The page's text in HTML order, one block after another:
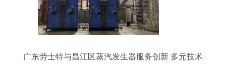
广东劳士特与昌江区蒸汽发生器服务创新 多元技术